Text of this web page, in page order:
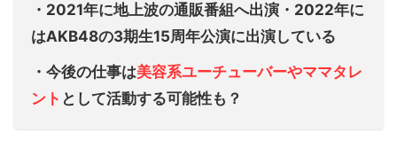
・2021年に地上波の通販番組へ出演・2022年に
はAKB48の3期生15周年公演に出演している
・今後の仕事は美容系ユーチューバーやママタレ
ント として活動する可能性も？